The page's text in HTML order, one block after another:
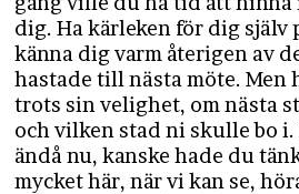
dig. Ha kärleken för dig själv
känna dig varm återigen av
hastade till nästa möte. Men
trots sin velighet, om nästa
och vilken stad ni skulle bo i.
ändå nu, kanske hade du
mycket här, när vi kan se,